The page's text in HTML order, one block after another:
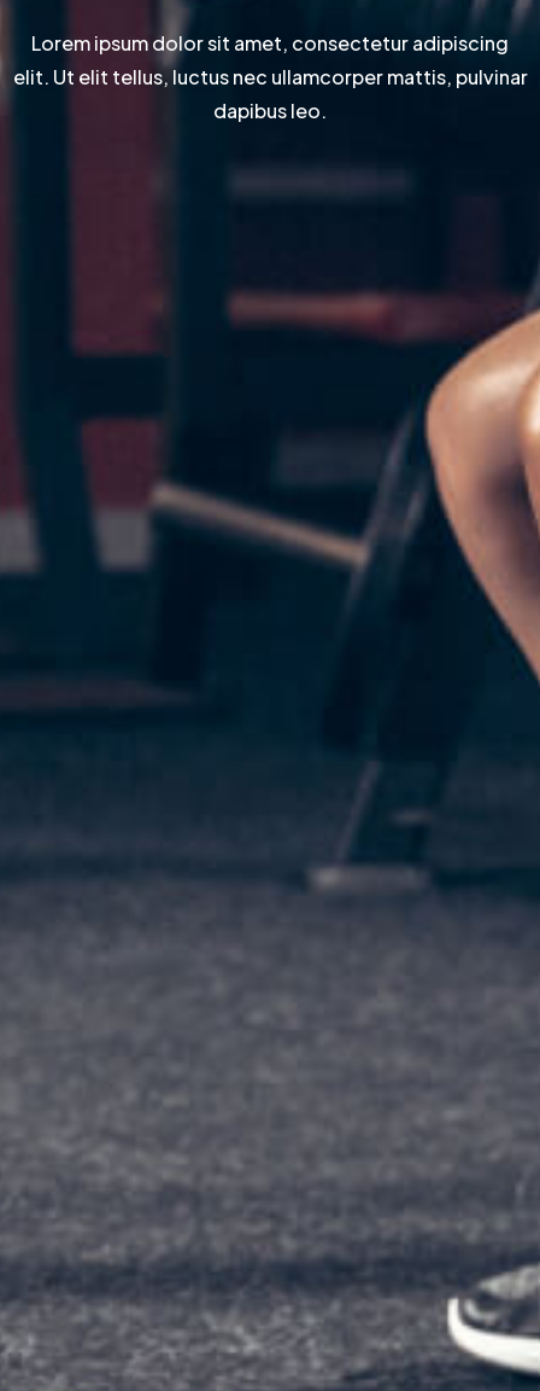
Lorem ipsum dolor sit amet, consectetur adipiscing
elit. Ut elit tellus, luctus nec ullamcorper mattis, pulvinar
dapibus leo.